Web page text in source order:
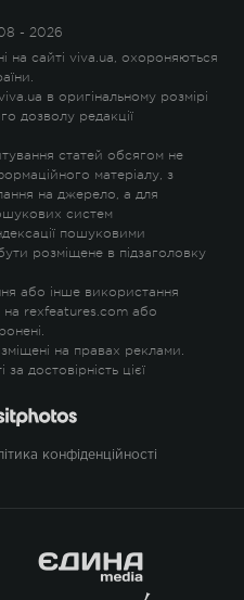
- 2026
на сайті viva.ua, охороняються
в оригінальному розмірі
дозволу редакції
статей обсягом не
матеріалу, з
на джерело, а для
систем
пошуковими
розміщене в підзаголовку
або інше використання
на rexfeatures.com або
на правах реклами.
за достовірність цієї
конфіденційності